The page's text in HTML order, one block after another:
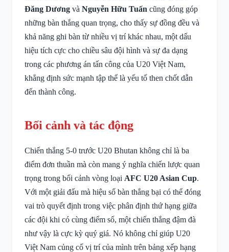
Đăng Dương và Nguyễn Hữu Tuấn cũng đóng góp
những bàn thắng quan trọng, cho thấy sự đồng đều và
khả năng ghi bàn từ nhiều vị trí khác nhau, một dấu
hiệu tích cực cho chiều sâu đội hình và sự đa dạng
trong các phương án tấn công của U20 Việt Nam,
khẳng định sức mạnh tập thể là yếu tố then chốt dẫn
đến thành công.
Bối cảnh và tác động
Chiến thắng 5-0 trước U20 Bhutan không chỉ là ba
điểm đơn thuần mà còn mang ý nghĩa chiến lược quan
trọng trong bối cảnh vòng loại AFC U20 Asian Cup.
Với một giải đấu mà hiệu số bàn thắng bại có thể đóng
vai trò quyết định trong việc phân định thứ hạng giữa
các đội khi có cùng điểm số, một chiến thắng đậm đà
như vậy là cực kỳ quý giá. Nó không chỉ giúp U20
Việt Nam củng cố vị trí của mình trên bảng xếp hạng